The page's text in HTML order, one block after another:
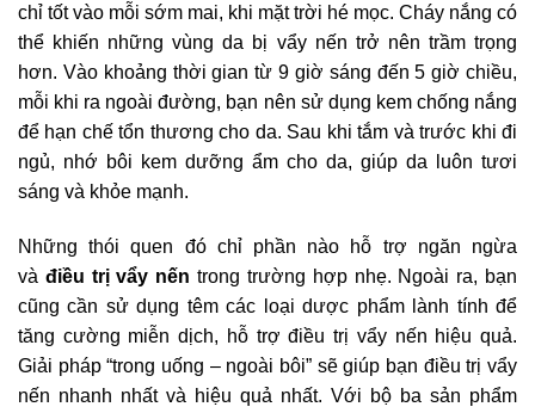
chỉ tốt vào mỗi sớm mai, khi mặt trời hé mọc. Cháy nắng có
thể khiến những vùng da bị vẩy nến trở nên trầm trọng
hơn. Vào khoảng thời gian từ 9 giờ sáng đến 5 giờ chiều,
mỗi khi ra ngoài đường, bạn nên sử dụng kem chống nắng
để hạn chế tổn thương cho da. Sau khi tắm và trước khi đi
ngủ, nhớ bôi kem dưỡng ẩm cho da, giúp da luôn tươi
sáng và khỏe mạnh.
Những thói quen đó chỉ phần nào hỗ trợ ngăn ngừa
và điều trị vẩy nến trong trường hợp nhẹ. Ngoài ra, bạn
cũng cần sử dụng têm các loại dược phẩm lành tính để
tăng cường miễn dịch, hỗ trợ điều trị vẩy nến hiệu quả.
Giải pháp “trong uống – ngoài bôi” sẽ giúp bạn điều trị vẩy
nến nhanh nhất và hiệu quả nhất. Với bộ ba sản phẩm